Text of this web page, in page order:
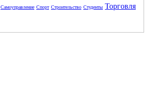
Самоуправление Спорт Строительство Студенты Торговля